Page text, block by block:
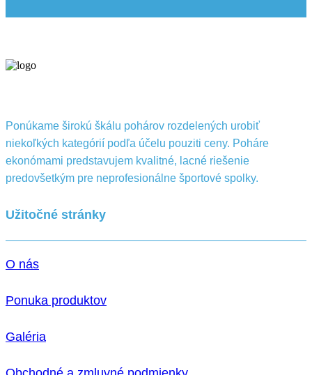
Ponúkame širokú škálu pohárov rozdelených urobiť
niekoľkých kategórií podľa účelu pouziti ceny. Poháre
ekonómami predstavujem kvalitné, lacné riešenie
predovšetkým pre neprofesionálne športové spolky.
Užitočné stránky
O nás
Ponuka produktov
Galéria